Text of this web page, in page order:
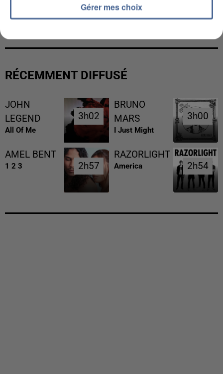
L’UN DES FONDATEURS SUPPOSÉS DE LA DZ
MAFIA INTERPELLÉ EN ALGÉRIE
RÉCEMMENT DIFFUSÉ
JOHN
LEGEND
All Of Me
3h02
3h02
BRUNO
MARS
I Just Might
3h00
3h00
AMEL BENT
1 2 3 2h57
2h57
RAZORLIGHT
America 2h54
2h54
Gérer mes choix